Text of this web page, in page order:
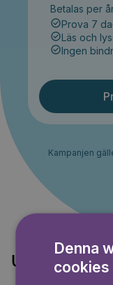
Betalas per
Prova 7
Läs och
Ingen
Kampanjen
Upptäck
Denna
cookies